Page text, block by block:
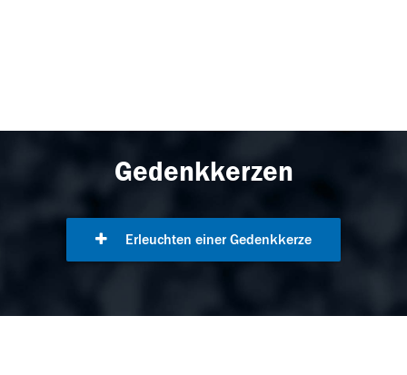
Gedenkkerzen
Erleuchten einer Gedenkkerze